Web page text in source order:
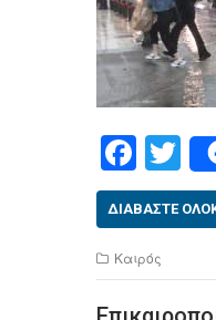
F
a
c
e
b
T
wi
tt
ΔΙΑΒΆΣΤΕ
Καιρός